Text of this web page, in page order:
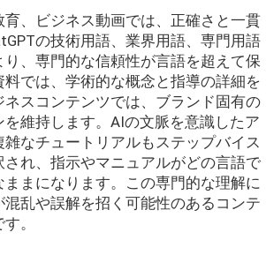
、ビジネス動画では、正確さと一貫
の技術用語、業界用語、専門用語
り、専門的な信頼性が言語を超えて保
では、学術的な概念と指導の詳細を
スコンテンツでは、ブランド固有の
維持します。AIの文脈を意識したア
なチュートリアルもステップバイス
れ、指示やマニュアルがどの言語で
ままになります。この専門的な理解に
混乱や誤解を招く可能性のあるコンテ
。